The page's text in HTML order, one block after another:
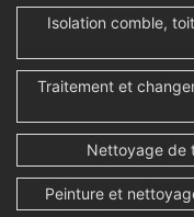
Isolation comble,
Traitement et
Nettoyage de
Peinture et